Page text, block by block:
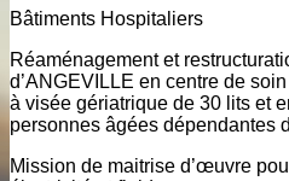
Bâtiments Hospitaliers
Réaménagement et
d’ANGEVILLE en centre de
à visée gériatrique de 30 lits et
personnes âgées dépendantes
Mission de maitrise d’œuvre